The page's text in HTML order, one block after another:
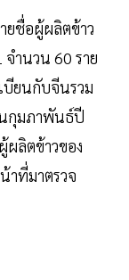
ยชื่อผู้ผลิตข้าว
ำนวน 60 ราย
บียนกับจีนรวม
กุมภาพันธ์ปี
ผลิตข้าวของ
าที่มาตรวจ